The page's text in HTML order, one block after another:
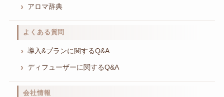
アロマ辞典
よくある質問
導入&プランに関するQ&A
ディフューザーに関するQ&A
会社情報